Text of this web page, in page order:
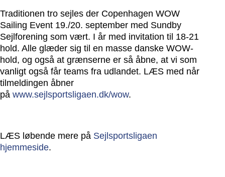
Traditionen tro sejles der Copenhagen WOW
Sailing Event 19./20. september med Sundby
Sejlforening som vært. I år med invitation til 18-21
hold. Alle glæder sig til en masse danske WOW-
hold, og også at grænserne er så åbne, at vi som
vanligt også får teams fra udlandet. LÆS med når
tilmeldingen åbner
på www.sejlsportsligaen.dk/wow.
LÆS løbende mere på Sejlsportsligaen
hjemmeside.